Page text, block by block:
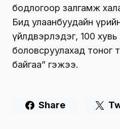
бодлогоор залгамж
Бид улаанбуудайн
үйлдвэрлэдэг, 100
боловсруулахад тоног
байгаа” гэжээ.
Share